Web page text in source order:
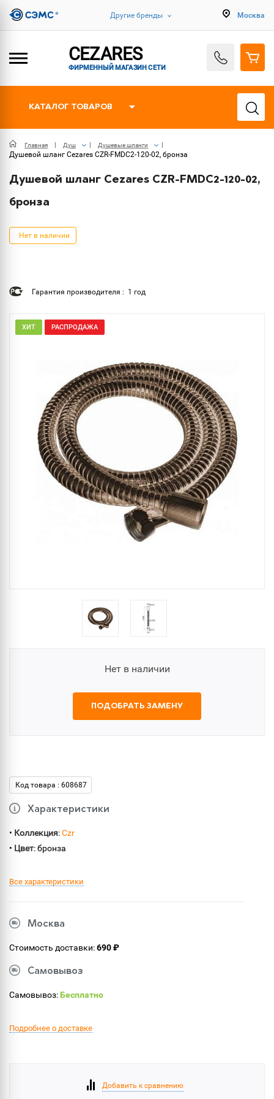
Другие бренды Москва
CEZARES
ФИРМЕННЫЙ МАГАЗИН СЕТИ
КАТАЛОГ ТОВАРОВ
Главная Душ Душевые шланги
Душевой шланг Cezares CZR-FMDC2-120-02, бронза
Душевой шланг Cezares CZR-FMDC2-120-02,
бронза
Нет в наличии
Гарантия производителя : 1 год
ХИТ РАСПРОДАЖА
Нет в наличии
ПОДОБРАТЬ ЗАМЕНУ
Код товара : 608687
Характеристики
• Коллекция:Czr
• Цвет: бронза
Все характеристики
Москва
Стоимость доставки:690 ₽
Самовывоз
Самовывоз:Бесплатно
Подробнее о доставке
Добавить к сравнению